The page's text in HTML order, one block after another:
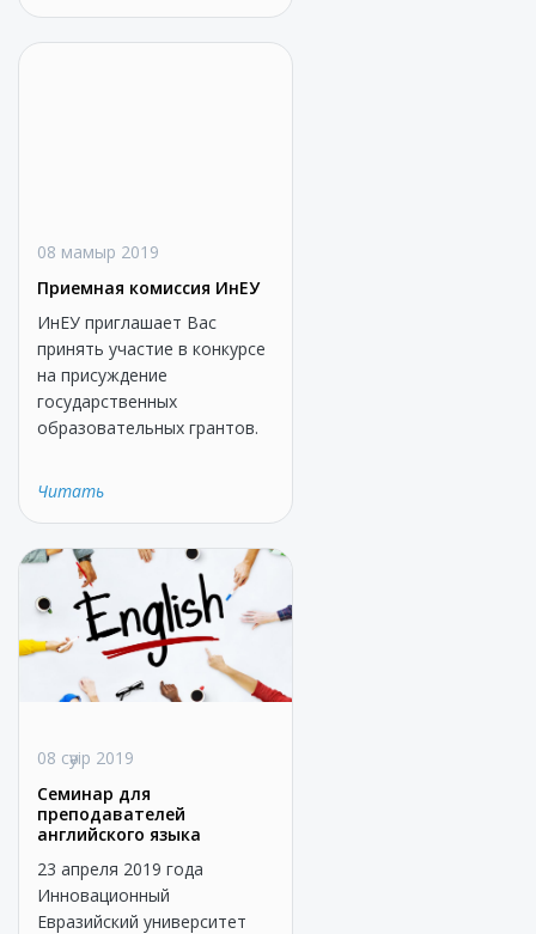
08 мамыр 2019
Приемная комиссия ИнЕУ
ИнЕУ приглашает Вас
принять участие в конкурсе
на присуждение
государственных
образовательных грантов.
Читать
08 сәуір 2019
Семинар для
преподавателей
английского языка
23 апреля 2019 года
Инновационный
Евразийский университет